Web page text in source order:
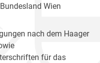
Wien
nach dem Haager
für das